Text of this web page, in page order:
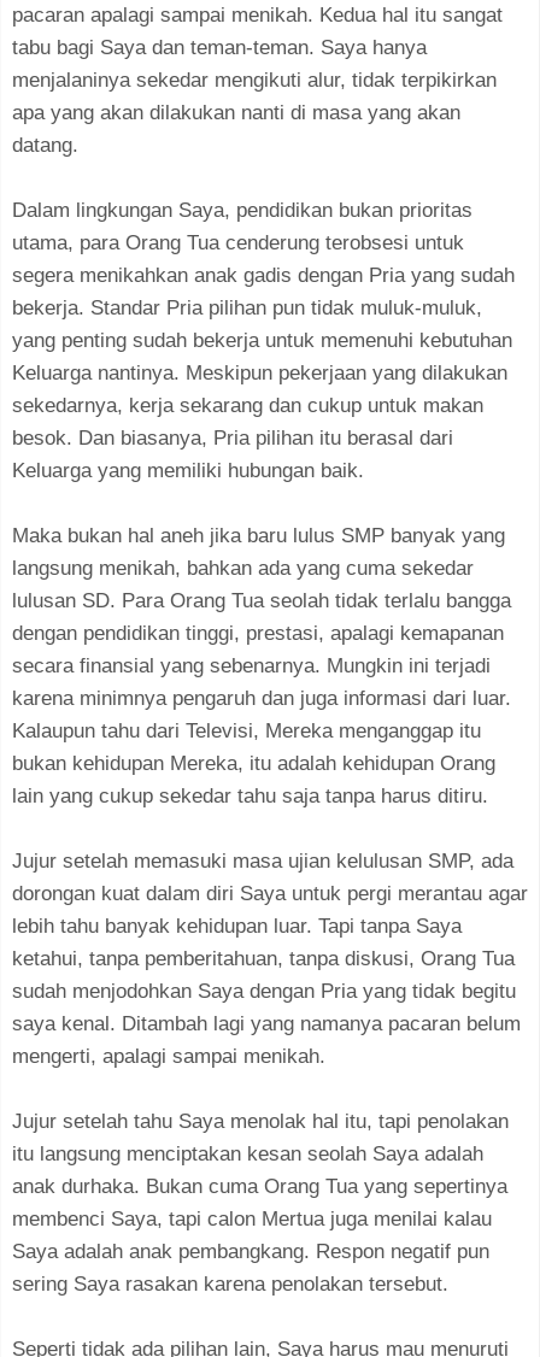
pacaran apalagi sampai menikah. Kedua hal itu sangat
tabu bagi Saya dan teman-teman. Saya hanya
menjalaninya sekedar mengikuti alur, tidak terpikirkan
apa yang akan dilakukan nanti di masa yang akan
datang.
Dalam lingkungan Saya, pendidikan bukan prioritas
utama, para Orang Tua cenderung terobsesi untuk
segera menikahkan anak gadis dengan Pria yang sudah
bekerja. Standar Pria pilihan pun tidak muluk-muluk,
yang penting sudah bekerja untuk memenuhi kebutuhan
Keluarga nantinya. Meskipun pekerjaan yang dilakukan
sekedarnya, kerja sekarang dan cukup untuk makan
besok. Dan biasanya, Pria pilihan itu berasal dari
Keluarga yang memiliki hubungan baik.
Maka bukan hal aneh jika baru lulus SMP banyak yang
langsung menikah, bahkan ada yang cuma sekedar
lulusan SD. Para Orang Tua seolah tidak terlalu bangga
dengan pendidikan tinggi, prestasi, apalagi kemapanan
secara finansial yang sebenarnya. Mungkin ini terjadi
karena minimnya pengaruh dan juga informasi dari luar.
Kalaupun tahu dari Televisi, Mereka menganggap itu
bukan kehidupan Mereka, itu adalah kehidupan Orang
lain yang cukup sekedar tahu saja tanpa harus ditiru.
Jujur setelah memasuki masa ujian kelulusan SMP, ada
dorongan kuat dalam diri Saya untuk pergi merantau agar
lebih tahu banyak kehidupan luar. Tapi tanpa Saya
ketahui, tanpa pemberitahuan, tanpa diskusi, Orang Tua
sudah menjodohkan Saya dengan Pria yang tidak begitu
saya kenal. Ditambah lagi yang namanya pacaran belum
mengerti, apalagi sampai menikah.
Jujur setelah tahu Saya menolak hal itu, tapi penolakan
itu langsung menciptakan kesan seolah Saya adalah
anak durhaka. Bukan cuma Orang Tua yang sepertinya
membenci Saya, tapi calon Mertua juga menilai kalau
Saya adalah anak pembangkang. Respon negatif pun
sering Saya rasakan karena penolakan tersebut.
Seperti tidak ada pilihan lain, Saya harus mau menuruti